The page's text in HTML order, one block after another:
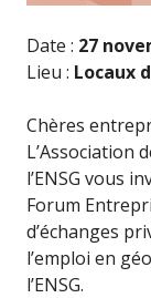
Date : 27
Lieu : Locaux
Chères
L’Association
l’ENSG vous
Forum
d’échanges
l’emploi en
l’ENSG.